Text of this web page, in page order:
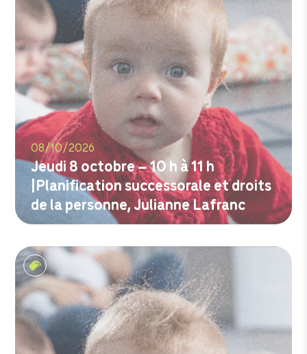
08/10/2026
Jeudi 8 octobre – 10 h à 11 h
|Planification successorale et droits
de la personne, Julianne Lafranc
Les tout-petits matins